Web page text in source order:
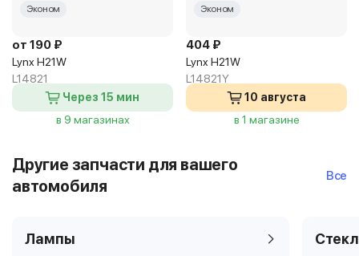
Эконом
от 190 ₽
Lynx H21W
L14821
Через 15 мин
в 9 магазинах
Эконом
404 ₽
Lynx H21W
L14821Y
10 августа
в 1 магазине
Другие запчасти для вашего
автомобиля
Все
Лампы